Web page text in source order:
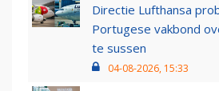
Directie Lufthansa
Portugese vakbond
te sussen
04-08-2026, 15:33